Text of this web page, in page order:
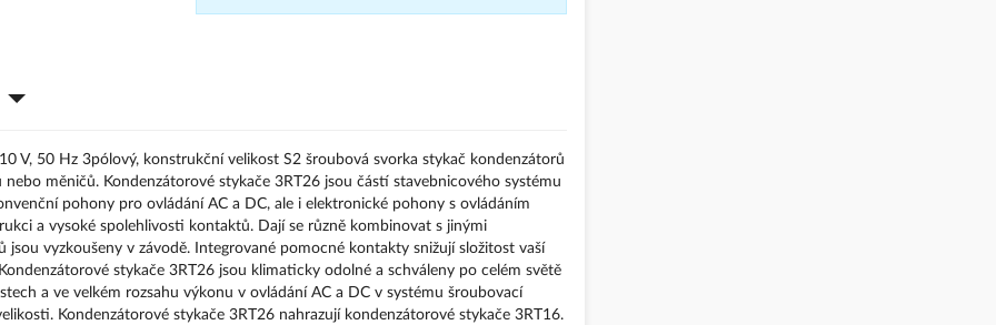
V, 50 Hz 3pólový, konstrukční velikost S2 šroubová svorka stykač kondenzátorů
měničů. Kondenzátorové stykače 3RT26 jsou částí stavebnicového systému
pohony pro ovládání AC a DC, ale i elektronické pohony s ovládáním
a vysoké spolehlivosti kontaktů. Dají se různě kombinovat s jinými
vyzkoušeny v závodě. Integrované pomocné kontakty snižují složitost vaší
stykače 3RT26 jsou klimaticky odolné a schváleny po celém světě
a ve velkém rozsahu výkonu v ovládání AC a DC v systému šroubovací
Kondenzátorové stykače 3RT26 nahrazují kondenzátorové stykače 3RT16.